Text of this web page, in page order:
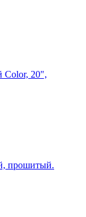
20",
прошитый.